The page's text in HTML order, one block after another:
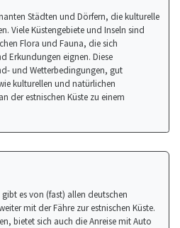
Städten und Dörfern, die kulturelle
Viele Küstengebiete und Inseln sind
Flora und Fauna, die sich
Erkundungen eignen. Diese
und Wetterbedingungen, gut
kulturellen und natürlichen
der estnischen Küste zu einem
es von (fast) allen deutschen
mit der Fähre zur estnischen Küste.
bietet sich auch die Anreise mit Auto